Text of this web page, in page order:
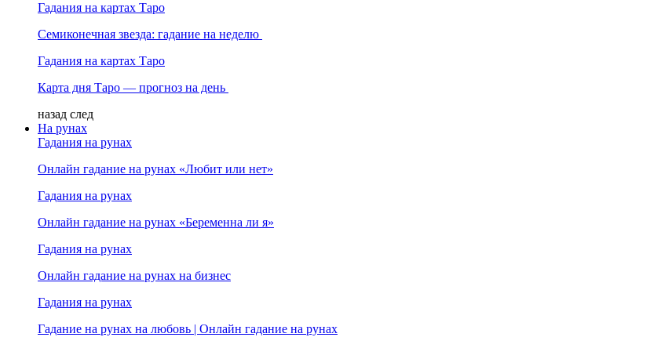
Гадания на картах Таро
Семиконечная звезда: гадание на неделю
Гадания на картах Таро
Карта дня Таро — прогноз на день
назад след
На рунах
Гадания на рунах
Онлайн гадание на рунах «Любит или нет»
Гадания на рунах
Онлайн гадание на рунах «Беременна ли я»
Гадания на рунах
Онлайн гадание на рунах на бизнес
Гадания на рунах
Гадание на рунах на любовь | Онлайн гадание на рунах